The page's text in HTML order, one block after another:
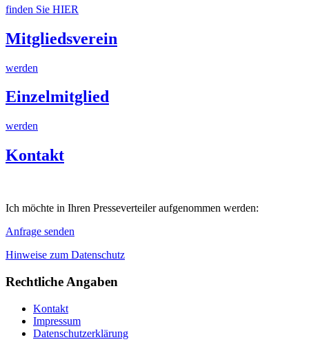
finden Sie HIER
Mitgliedsverein
werden
Einzelmitglied
werden
Kontakt
Ich möchte in Ihren Presseverteiler aufgenommen werden:
Anfrage senden
Hinweise zum Datenschutz
Rechtliche Angaben
Kontakt
Impressum
Datenschutzerklärung